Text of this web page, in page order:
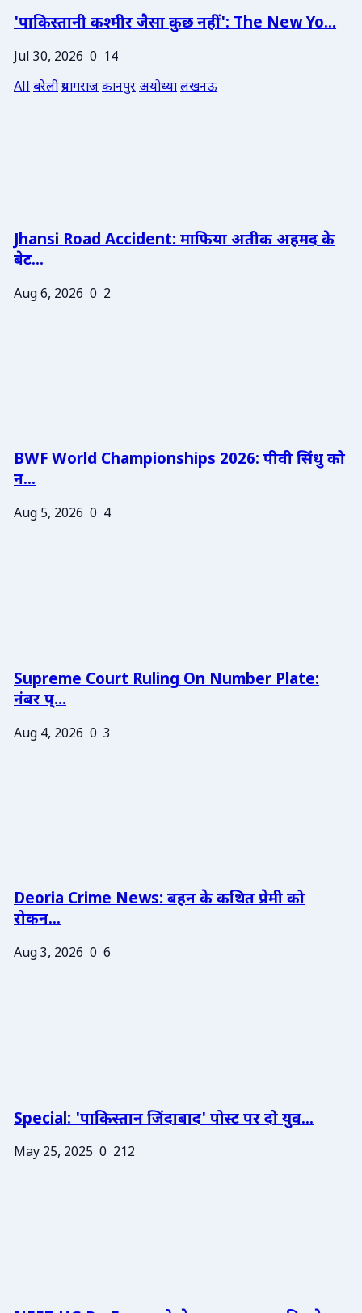
'पाकिस्तानी कश्मीर जैसा कुछ नहीं': The New Yo...
Jul 30, 2026 0 14
Allबरेलीप्रयागराजकानपुरअयोध्यालखनऊ
Jhansi Road Accident: माफिया अतीक अहमद के
बेट...
Aug 6, 2026 0 2
BWF World Championships 2026: पीवी सिंधु को
न...
Aug 5, 2026 0 4
Supreme Court Ruling On Number Plate:
नंबर प्...
Aug 4, 2026 0 3
Deoria Crime News: बहन के कथित प्रेमी को
रोकन...
Aug 3, 2026 0 6
Special: 'पाकिस्तान जिंदाबाद' पोस्ट पर दो युव...
May 25, 2025 0 212